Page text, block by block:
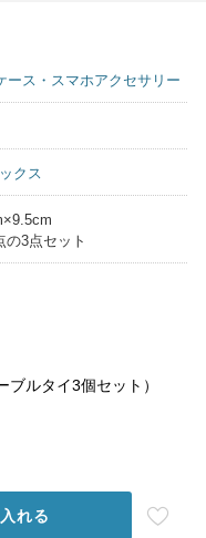
ース・スマホアクセサリー
クス
3点セット
ブルタイ3個セット）
れる